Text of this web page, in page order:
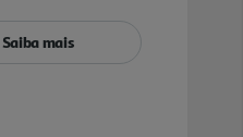
Saiba mais